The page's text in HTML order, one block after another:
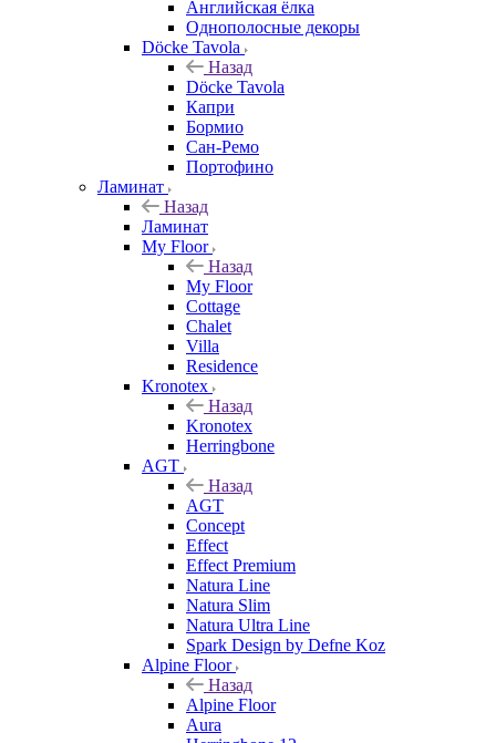
Английская ёлка
Однополосные декоры
Döcke Tavola
Назад
Döcke Tavola
Капри
Бормио
Сан-Ремо
Портофино
Ламинат
Назад
Ламинат
My Floor
Назад
My Floor
Cottage
Chalet
Villa
Residence
Kronotex
Назад
Kronotex
Herringbone
AGT
Назад
AGT
Concept
Effect
Effect Premium
Natura Line
Natura Slim
Natura Ultra Line
Spark Design by Defne Koz
Alpine Floor
Назад
Alpine Floor
Aura